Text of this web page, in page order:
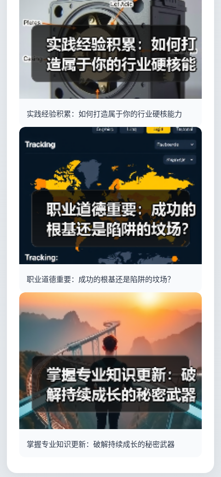
实践经验积累：如何打造属于你的行业硬核能力
职业道德重要：成功的根基还是陷阱的坟场？
掌握专业知识更新：破解持续成长的秘密武器